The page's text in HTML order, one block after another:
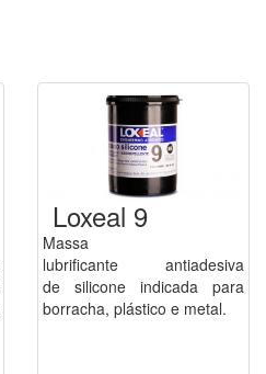
Loxeal 9
Massa
lubrificante antiadesiva
de silicone indicada para
borracha, plástico e metal.